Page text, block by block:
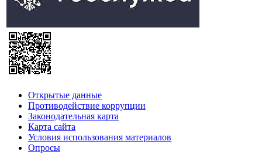
Открытые данные
Противодействие коррупции
Законодательная карта
Карта сайта
Условия использования материалов
Опросы